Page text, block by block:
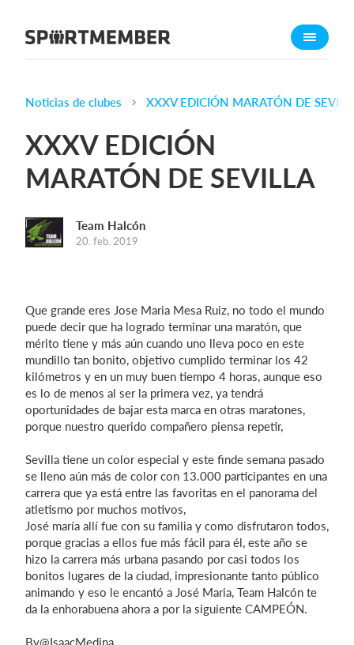
Acerca de SportMember
Funciones
Calendario
Sitio web
¿Cuanto cuesta?
Español
Iniciar sesión
Noticias de clubes XXXV EDICIÓN MARATÓN DE
XXXV EDICIÓN
MARATÓN DE SEVILLA
Team Halcón
20. feb. 2019
Que grande eres Jose Maria Mesa Ruiz, no todo el mundo
puede decir que ha logrado terminar una maratón, que
mérito tiene y más aún cuando uno lleva poco en este
mundillo tan bonito, objetivo cumplido terminar los 42
kilómetros y en un muy buen tiempo 4 horas, aunque eso
es lo de menos al ser la primera vez, ya tendrá
oportunidades de bajar esta marca en otras maratones,
porque nuestro querido compañero piensa repetir,
Sevilla tiene un color especial y este finde semana pasado
se lleno aún más de color con 13.000 participantes en una
carrera que ya está entre las favoritas en el panorama del
atletismo por muchos motivos,
José maría allí fue con su familia y como disfrutaron todos,
porque gracias a ellos fue más fácil para él, este año se
hizo la carrera más urbana pasando por casi todos los
bonitos lugares de la ciudad, impresionante tanto público
animando y eso le encantó a José Maria, Team Halcón te
da la enhorabuena ahora a por la siguiente CAMPEÓN.
By@IsaacMedina